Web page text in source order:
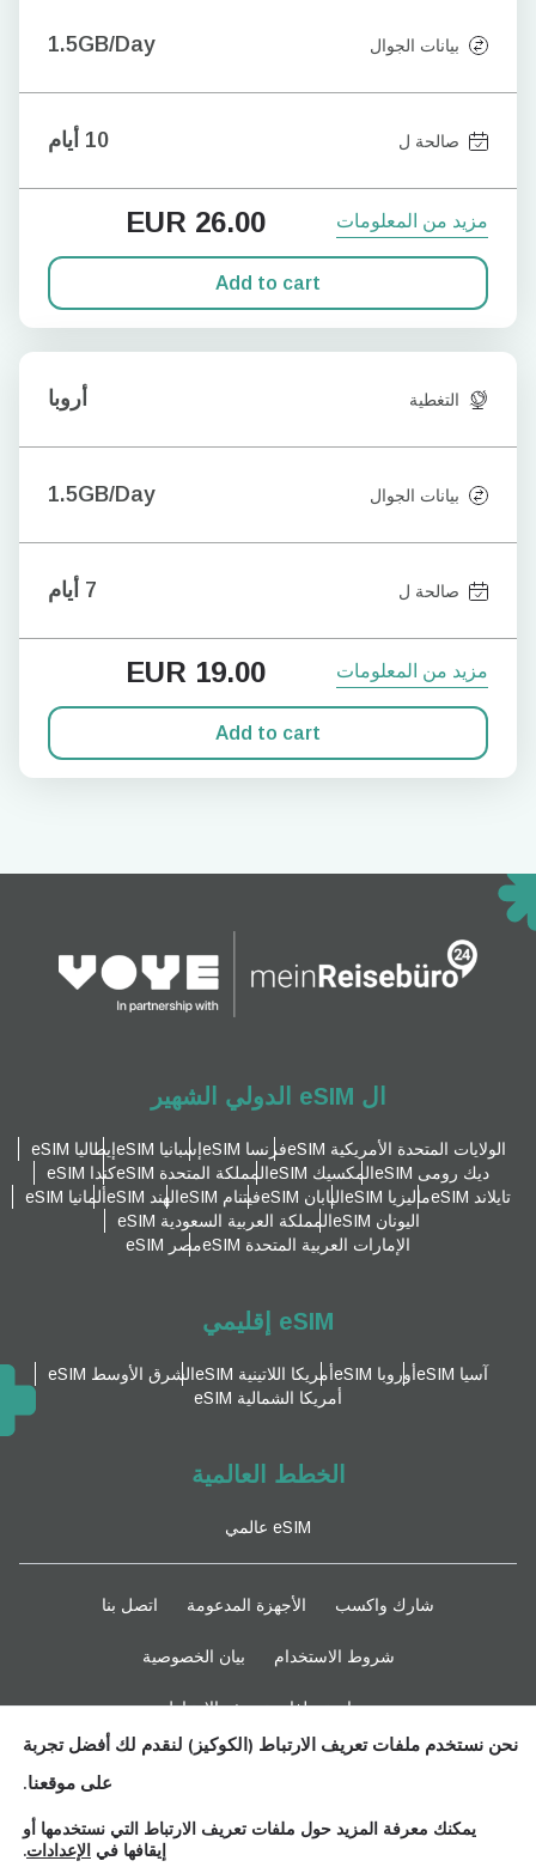
بيانات الجوال 1.5GB/Day
صالحة ل 10 أيام
مزيد من المعلومات EUR 26.00
Add to cart
التغطية أروبا
بيانات الجوال 1.5GB/Day
صالحة ل 7 أيام
مزيد من المعلومات EUR 19.00
Add to cart
ال eSIM الدولي الشهير
الولايات المتحدة الأمريكية eSIM فرنسا eSIM إسبانيا eSIM
إيطاليا eSIM
ديك رومى eSIM
المكسيك eSIM المملكة المتحدة eSIM
كندا eSIM
تايلاند eSIM
ماليزيا eSIM اليابان eSIM فيتنام eSIM الهند eSIM
ألمانيا eSIM
اليونان eSIM
المملكة العربية السعودية eSIM
الإمارات العربية المتحدة eSIM
مصر eSIM
eSIM إقليمي
آسيا eSIM أوروبا eSIM أمريكا اللاتينية eSIM
الشرق الأوسط eSIM
أمريكا الشمالية eSIM
الخطط العالمية
eSIM عالمي
شارك واكسب الأجهزة المدعومة اتصل بنا
شروط الاستخدام بيان الخصوصية
سياسة ملفات تعريف الارتباط
نحن نستخدم ملفات تعريف الارتباط (الكوكيز) لنقدم لك أفضل تجربة
على موقعنا.
يمكنك معرفة المزيد حول ملفات تعريف الارتباط التي نستخدمها أو
إيقافها في الإعدادات.